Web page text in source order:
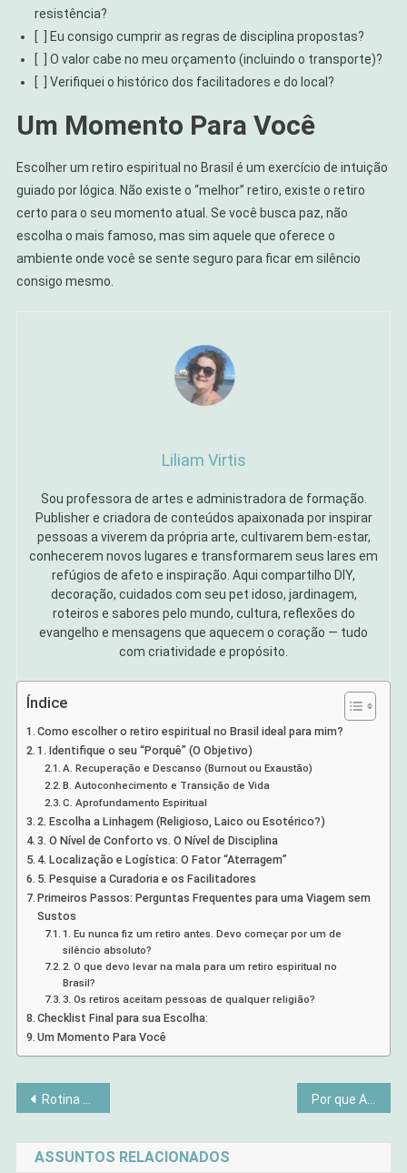
resistência?
[ ] Eu consigo cumprir as regras de disciplina propostas?
[ ] O valor cabe no meu orçamento (incluindo o transporte)?
[ ] Verifiquei o histórico dos facilitadores e do local?
Um Momento Para Você
Escolher um retiro espiritual no Brasil é um exercício de intuição
guiado por lógica. Não existe o “melhor” retiro, existe o retiro
certo para o seu momento atual. Se você busca paz, não
escolha o mais famoso, mas sim aquele que oferece o
ambiente onde você se sente seguro para ficar em silêncio
consigo mesmo.
Liliam Virtis
Sou professora de artes e administradora de formação.
Publisher e criadora de conteúdos apaixonada por inspirar
pessoas a viverem da própria arte, cultivarem bem-estar,
conhecerem novos lugares e transformarem seus lares em
refúgios de afeto e inspiração. Aqui compartilho DIY,
decoração, cuidados com seu pet idoso, jardinagem,
roteiros e sabores pelo mundo, cultura, reflexões do
evangelho e mensagens que aquecem o coração — tudo
com criatividade e propósito.
Índice
Como escolher o retiro espiritual no Brasil ideal para mim?
1. Identifique o seu “Porquê” (O Objetivo)
A. Recuperação e Descanso (Burnout ou Exaustão)
B. Autoconhecimento e Transição de Vida
C. Aprofundamento Espiritual
2. Escolha a Linhagem (Religioso, Laico ou Esotérico?)
3. O Nível de Conforto vs. O Nível de Disciplina
4. Localização e Logística: O Fator “Aterragem”
5. Pesquise a Curadoria e os Facilitadores
Primeiros Passos: Perguntas Frequentes para uma Viagem sem
Sustos
1. Eu nunca fiz um retiro antes. Devo começar por um de
silêncio absoluto?
2. O que devo levar na mala para um retiro espiritual no
Brasil?
3. Os retiros aceitam pessoas de qualquer religião?
Checklist Final para sua Escolha:
Um Momento Para Você
Navegação
de
Rotina Espiritual Matinal em 5 Minutos: Práticas Simples
ASSUNTOS RELACIONADOS